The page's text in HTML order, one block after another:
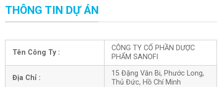
THÔNG TIN DỰ ÁN
Tên Công Ty :
CÔNG TY CỔ PHẦN DƯỢC
PHẨM SANOFI
Địa Chỉ :
15 Đặng Văn Bi, Phước Long,
Thủ Đức, Hồ Chí Minh